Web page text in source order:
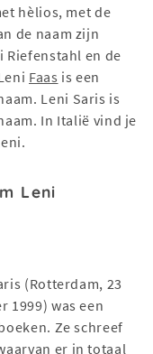
hèlios, met de
de naam zijn
Riefenstahl en de
Faas is een
Leni Saris is
In Italië vind je
Leni
(Rotterdam, 23
1999) was een
Ze schreef
er in totaal